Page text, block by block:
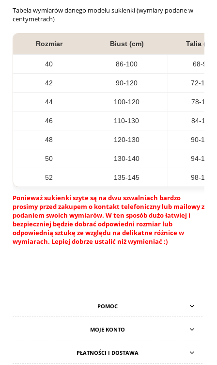
Tabela wymiarów danego modelu sukienki (wymiary podane w
centymetrach)
Rozmiar Biust (cm) Talia
40 86-100 68-90
42 90-120 72-100
44 100-120 78-112
46 110-130 84-116
48 120-130 90-120
50 130-140 94-124
52 135-145 98-128
Ponieważ sukienki szyte są na dwu szwalniach bardzo
prosimy przed zakupem o kontakt telefoniczny lub mailowy z
podaniem swoich wymiarów. W ten sposób dużo łatwiej i
bezpieczniej będzie dobrać odpowiedni rozmiar lub
odpowiednią sztukę ze względu na delikatne różnice w
wymiarach. Lepiej dobrze ustalić niż wymieniać :)
POMOC
MOJE KONTO
PŁATNOŚCI I DOSTAWA